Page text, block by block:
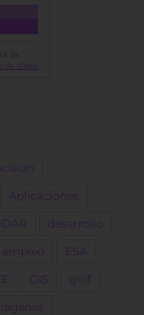
datos
Aplicaciones
desarrollo
empleo ESA
GIS golf